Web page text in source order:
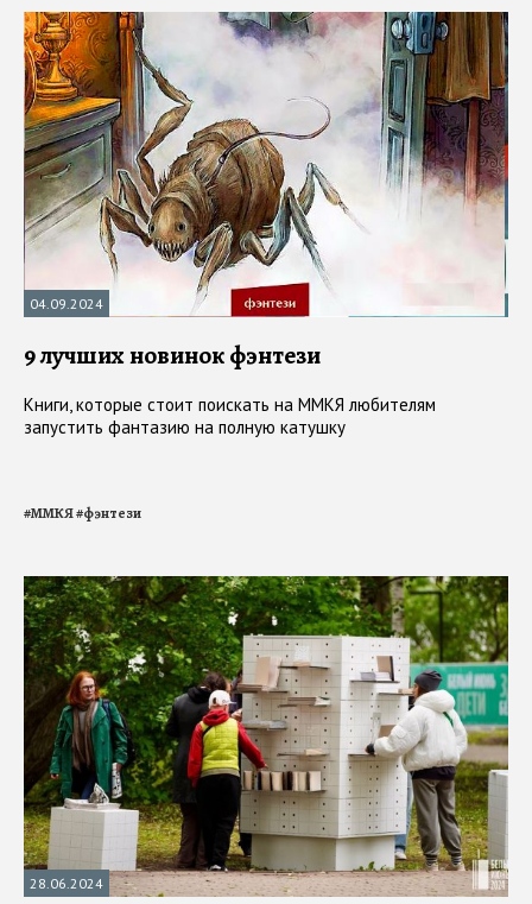
04.09.2024
9 лучших новинок фэнтези
Книги, которые стоит поискать на ММКЯ любителям
запустить фантазию на полную катушку
#ММКЯ#фэнтези
28.06.2024